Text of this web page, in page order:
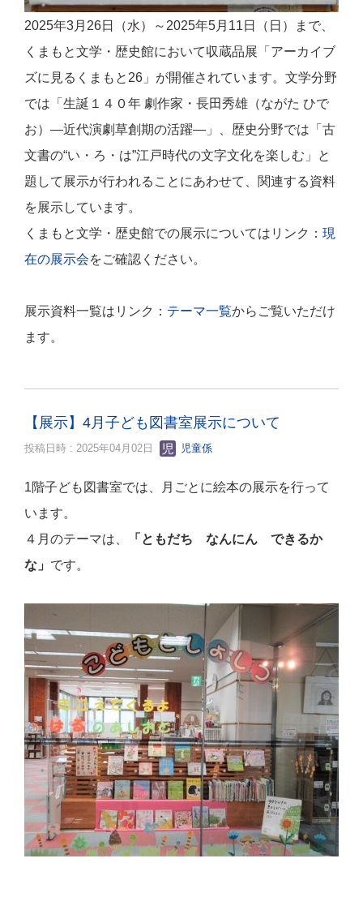
2025年3月26日（水）～2025年5月11日（日）まで、
くまもと文学・歴史館において収蔵品展「アーカイブ
ズに見るくまもと26」が開催されています。文学分野
では「生誕１４０年 劇作家・長田秀雄（ながた ひで
お）―近代演劇草創期の活躍―」、歴史分野では「古
文書の“い・ろ・は”江戸時代の文字文化を楽しむ」と
題して展示が行われることにあわせて、関連する資料
を展示しています。
くまもと文学・歴史館での展示についてはリンク： 現
在の展示会をご確認ください。
展示資料一覧はリンク： テーマ一覧からご覧いただけ
ます。
【展示】4月子ども図書室展示について
投稿日時 : 2025年04月02日 児童係
1階子ども図書室では、月ごとに絵本の展示を行って
います。
４月のテーマは、
「ともだち なんにん できるか
な 」 です。